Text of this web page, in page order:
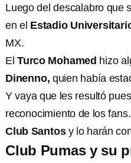
Luego del descalabro que
en el Estadio
MX.
El Turco Mohamed hizo
Dinenno, quien había
Y vaya que les resultó pues
reconocimiento de los
Club Santosy lo harán
Club Pumas y su